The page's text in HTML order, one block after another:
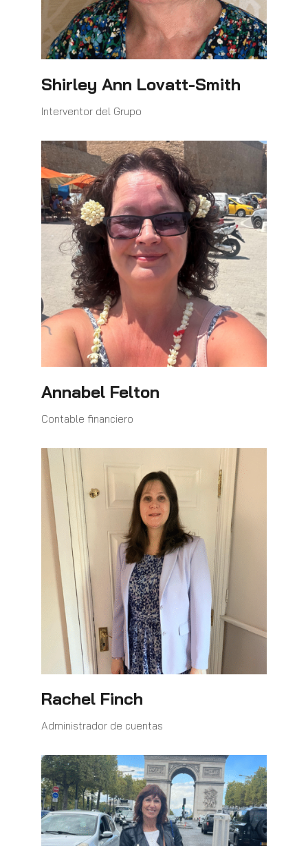
Shirley Ann Lovatt-Smith
Interventor del Grupo
Annabel Felton
Contable financiero
Rachel Finch
Administrador de cuentas